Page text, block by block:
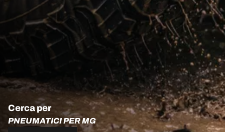
Cerca per
PNEUMATICI PER MG